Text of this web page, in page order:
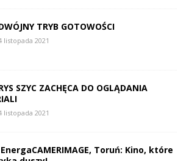
TRYB GOTOWOŚCI
listopada 2021
SZYC ZACHĘCA DO OGLĄDANIA
listopada 2021
Toruń: Kino, które